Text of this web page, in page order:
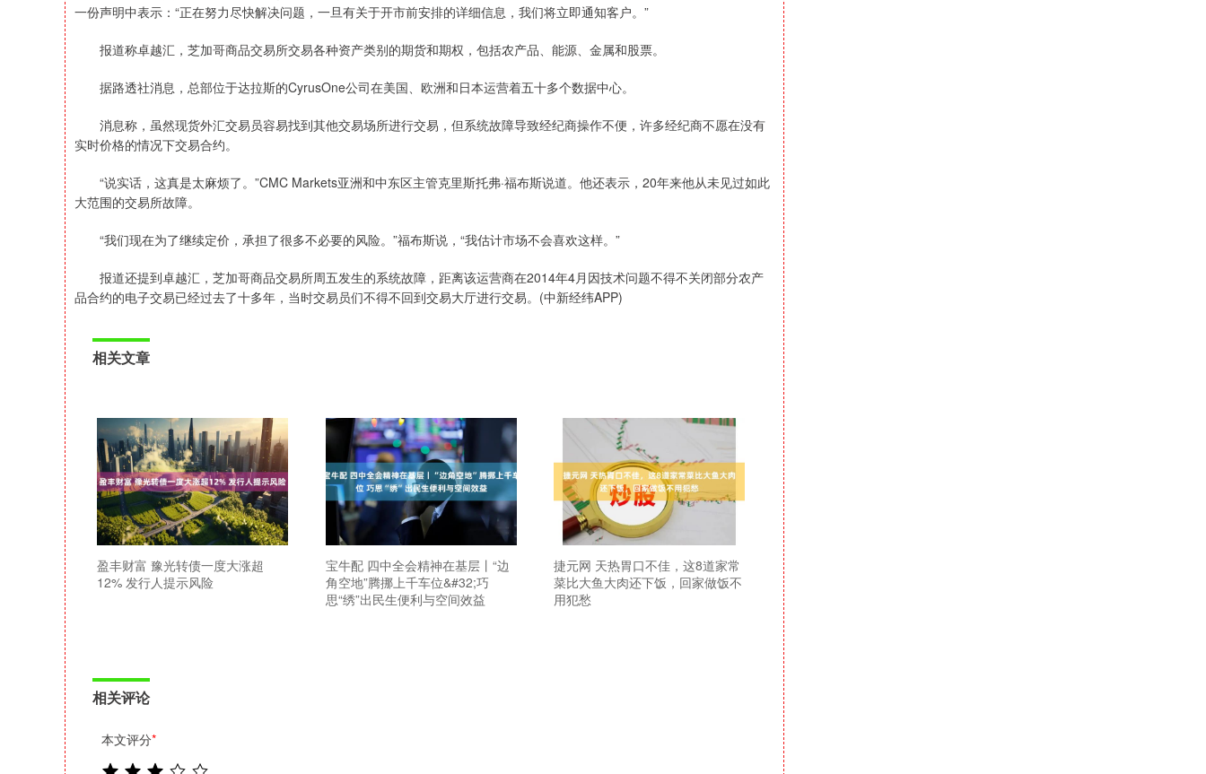
一份声明中表示：“正在努力尽快解决问题，一旦有关于开市前安排的详细信息，我们将立即通知客户。”
报道称卓越汇，芝加哥商品交易所交易各种资产类别的期货和期权，包括农产品、能源、金属和股票。
据路透社消息，总部位于达拉斯的CyrusOne公司在美国、欧洲和日本运营着五十多个数据中心。
消息称，虽然现货外汇交易员容易找到其他交易场所进行交易，但系统故障导致经纪商操作不便，许多经纪商不愿在没有
实时价格的情况下交易合约。
“说实话，这真是太麻烦了。”CMC Markets亚洲和中东区主管克里斯托弗·福布斯说道。他还表示，20年来他从未见过如此
大范围的交易所故障。
“我们现在为了继续定价，承担了很多不必要的风险。”福布斯说，“我估计市场不会喜欢这样。”
报道还提到卓越汇，芝加哥商品交易所周五发生的系统故障，距离该运营商在2014年4月因技术问题不得不关闭部分农产
品合约的电子交易已经过去了十多年，当时交易员们不得不回到交易大厅进行交易。(中新经纬APP)
相关文章
盈丰财富 豫光转债一度大涨超
12% 发行人提示风险
宝牛配 四中全会精神在基层丨“边
角空地”腾挪上千车位&#32;巧
思“绣”出民生便利与空间效益
捷元网 天热胃口不佳，这8道家常
菜比大鱼大肉还下饭，回家做饭不
用犯愁
相关评论
本文评分*